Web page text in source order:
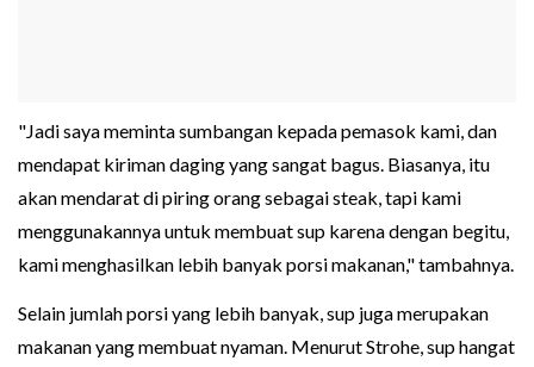
"Jadi saya meminta sumbangan kepada pemasok kami, dan
mendapat kiriman daging yang sangat bagus. Biasanya, itu
akan mendarat di piring orang sebagai steak, tapi kami
menggunakannya untuk membuat sup karena dengan begitu,
kami menghasilkan lebih banyak porsi makanan," tambahnya.
Selain jumlah porsi yang lebih banyak, sup juga merupakan
makanan yang membuat nyaman. Menurut Strohe, sup hangat